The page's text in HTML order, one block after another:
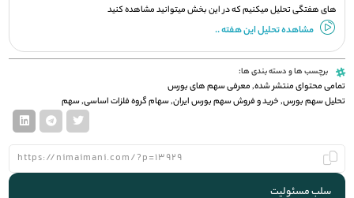
های هفتگی تحلیل میکنیم که در این بخش میتوانید مشاهده کنید
مشاهده تحلیل این هفته ..
برچسب ها و دسته بندی ها:
تمامی محتوای منتشر شده,معرفی سهم های بورس
تحلیل سهم بورس,خرید و فروش سهم بورس ایران,سهام گروه فلزات اساسی,سهم
سلب مسئولیت